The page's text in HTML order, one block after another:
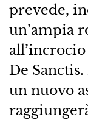
prevede,
un’ampia
all’incrocio
De
un nuovo